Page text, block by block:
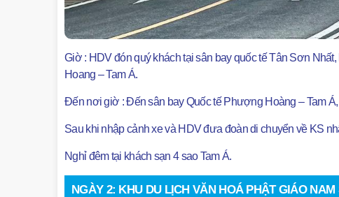
Giờ : HDV đón quý khách tại sân bay quốc tế Tân Sơn
Hoang – Tam Á.
Đến nơi giờ : Đến sân bay Quốc tế Phượng Hoàng – Tam
Sau khi nhập cảnh xe và HDV đưa đoàn di chuyển về KS
Nghỉ đêm tại khách sạn 4 sao Tam Á.
NGÀY 2: KHU DU LỊCH VĂN HOÁ PHẬT GIÁO NAM